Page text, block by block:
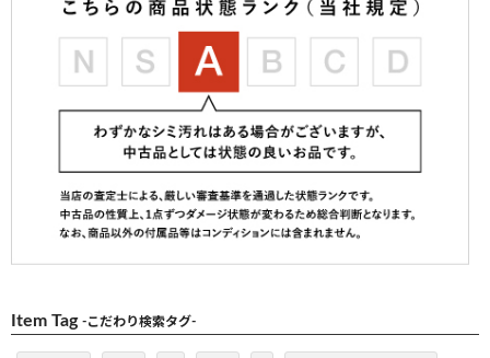
Item Tag -こだわり検索タグ-